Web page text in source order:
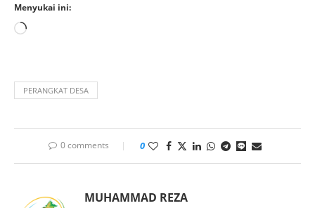
Menyukai ini:
PERANGKAT DESA
0 comments 0
MUHAMMAD REZA